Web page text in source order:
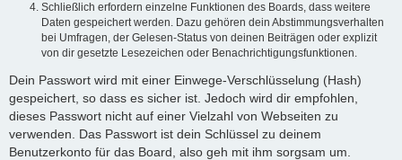
Schließlich erfordern einzelne Funktionen des Boards, dass weitere
Daten gespeichert werden. Dazu gehören dein Abstimmungsverhalten
bei Umfragen, der Gelesen-Status von deinen Beiträgen oder explizit
von dir gesetzte Lesezeichen oder Benachrichtigungsfunktionen.
Dein Passwort wird mit einer Einwege-Verschlüsselung (Hash)
gespeichert, so dass es sicher ist. Jedoch wird dir empfohlen,
dieses Passwort nicht auf einer Vielzahl von Webseiten zu
verwenden. Das Passwort ist dein Schlüssel zu deinem
Benutzerkonto für das Board, also geh mit ihm sorgsam um.